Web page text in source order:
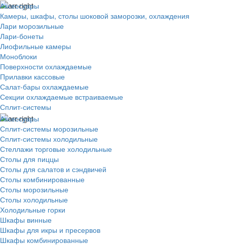
Аксессуары
Камеры, шкафы, столы шоковой заморозки, охлаждения
Лари морозильные
Лари-бонеты
Лиофильные камеры
Моноблоки
Поверхности охлаждаемые
Прилавки кассовые
Салат-бары охлаждаемые
Секции охлаждаемые встраиваемые
Сплит-системы
Аксессуары
Сплит-системы морозильные
Сплит-системы холодильные
Стеллажи торговые холодильные
Столы для пиццы
Столы для салатов и сэндвичей
Столы комбинированные
Столы морозильные
Столы холодильные
Холодильные горки
Шкафы винные
Шкафы для икры и пресервов
Шкафы комбинированные